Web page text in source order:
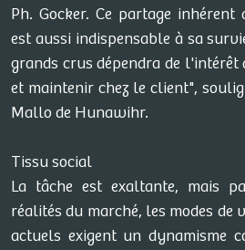
Ph. Gocker. Ce partage
est aussi indispensable à sa
grands crus dépendra de
et maintenir chez le client",
Mallo de Hunawihr.
Tissu social
La tâche est exaltante, mais
réalités du marché, les modes de
actuels exigent un dynamisme